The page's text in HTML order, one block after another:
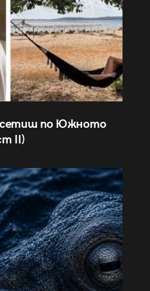
по Южното
II)